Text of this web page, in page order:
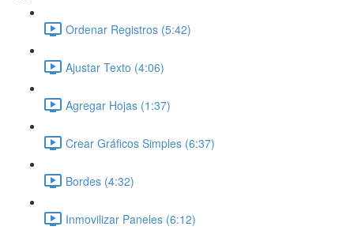
Ordenar Registros (5:42)
Ajustar Texto (4:06)
Agregar Hojas (1:37)
Crear Gráficos Simples (6:37)
Bordes (4:32)
Inmovilizar Paneles (6:12)